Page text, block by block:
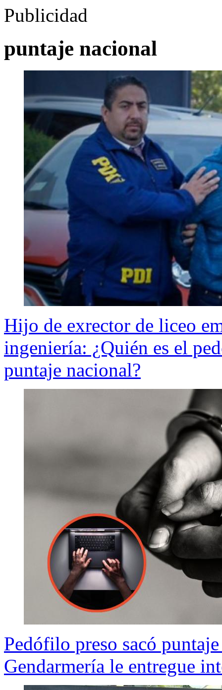
Publicidad
puntaje nacional
Hijo de exrector de liceo
ingeniería: ¿Quién es el
puntaje nacional?
Pedófilo preso sacó
Gendarmería le entregue